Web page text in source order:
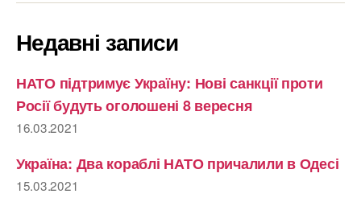
Недавні записи
НАТО підтримує Україну: Нові санкції проти
Росії будуть оголошені 8 вересня
16.03.2021
Україна: Два кораблі НАТО причалили в Одесі
15.03.2021